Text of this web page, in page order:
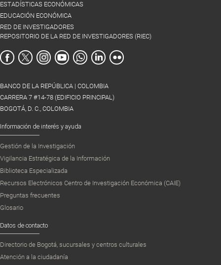
ESTADÍSTICAS ECONÓMICAS
EDUCACIÓN ECONÓMICA
RED DE INVESTIGADORES
REPOSITORIO DE LA RED DE INVESTIGADORES (RIEC)
BANCO DE LA REPÚBLICA | COLOMBIA
CARRERA 7 #14-78 (EDIFICIO PRINCIPAL)
BOGOTÁ, D. C., COLOMBIA
Información de interés y ayuda
Gestión de la Investigación
Vigilancia Estratégica de la Información
Biblioteca Especializada
Recursos Electrónicos Centro de Investigación Económica (CAIE)
Preguntas frecuentes
Glosario
Datos de contacto
Directorio de Bogotá, sucursales y centros culturales
Atención a la ciudadanía